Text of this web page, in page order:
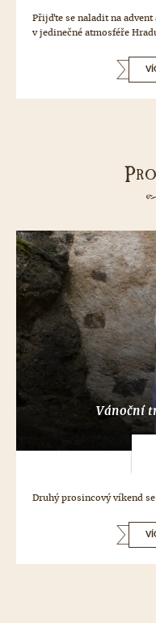
Přijďte se naladit na
v jedinečné atmosféře
P
Vánoční
Druhý prosincový víkend